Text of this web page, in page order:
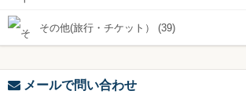
その他(旅行・チケット） (39)
メールで問い合わせ